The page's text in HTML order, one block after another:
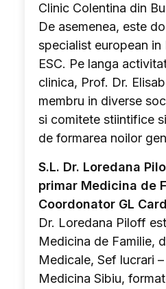
Clinic Colentina din
De asemenea, este
specialist european in
ESC. Pe langa
clinica, Prof. Dr.
membru in diverse
si comitete stiintifice
de formarea noilor
S.L. Dr. Loredana
primar Medicina de
Coordonator GL
Dr. Loredana Piloff
Medicina de Familie,
Medicale, Sef lucrari
Medicina Sibiu,